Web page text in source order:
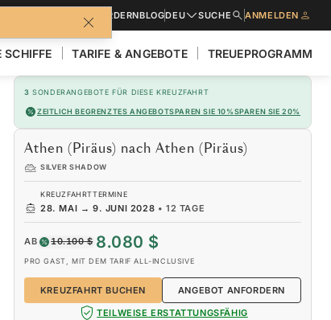
ANGEBOT ANFORDERNBLOGDEU SUCHE ANMELDEN
SCHIFFE TARIFE & ANGEBOTE TREUEPROGRAMM
3 SONDERANGEBOTE FÜR DIESE KREUZFAHRT
ZEITLICH BEGRENZTES ANGEBOTSPAREN SIE 10%SPAREN SIE 20%
Athen (Piräus) nach Athen (Piräus)
SILVER SHADOW
KREUZFAHRTTERMINE
28. MAI → 9. JUNI 2028 •12 TAGE
AB 10.100 $ 8.080 $
PRO GAST, MIT DEM TARIF ALL-INCLUSIVE
KREUZFAHRT BUCHEN
ANGEBOT ANFORDERN
TEILWEISE ERSTATTUNGSFÄHIG